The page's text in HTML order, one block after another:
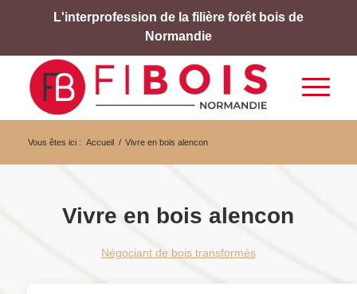
L'interprofession de la filière forêt bois de
Normandie
Vous êtes ici : Accueil / Vivre en bois alencon
Vivre en bois alencon
Négociant de bois transformés